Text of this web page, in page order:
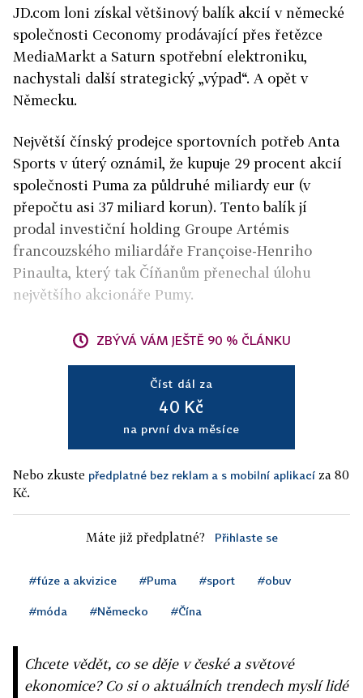
JD.com loni získal většinový balík akcií v německé
společnosti Ceconomy prodávající přes řetězce
MediaMarkt a Saturn spotřební elektroniku,
nachystali další strategický „výpad“. A opět v
Německu.
Největší čínský prodejce sportovních potřeb Anta
Sports v úterý oznámil, že kupuje 29 procent akcií
společnosti Puma za půldruhé miliardy eur (v
přepočtu asi 37 miliard korun). Tento balík jí
prodal investiční holding Groupe Artémis
francouzského miliardáře Françoise-Henriho
Pinaulta, který tak Číňanům přenechal úlohu
největšího akcionáře Pumy.
ZBÝVÁ VÁM JEŠTĚ 90 % ČLÁNKU
Číst dál za
40 Kč
na první dva měsíce
Nebo zkuste předplatné bez reklam a s mobilní aplikací za 80
Kč.
Máte již předplatné? Přihlaste se
#fúze a akvizice #Puma #sport #obuv
#móda #Německo #Čína
Chcete vědět, co se děje v české a světové
ekonomice? Co si o aktuálních trendech myslí lidé